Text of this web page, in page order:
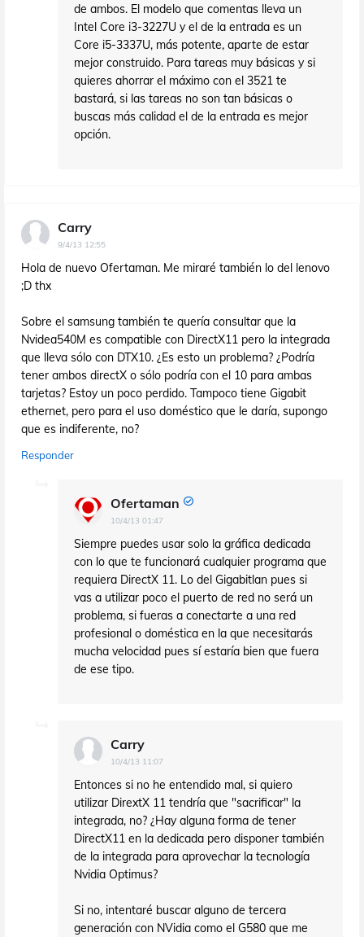
de ambos. El modelo que comentas lleva un
Intel Core i3-3227U y el de la entrada es un
Core i5-3337U, más potente, aparte de estar
mejor construido. Para tareas muy básicas y si
quieres ahorrar el máximo con el 3521 te
bastará, si las tareas no son tan básicas o
buscas más calidad el de la entrada es mejor
opción.
Carry
9/4/13 12:55
Hola de nuevo Ofertaman. Me miraré también lo del lenovo
;D thx
Sobre el samsung también te quería consultar que la
Nvidea540M es compatible con DirectX11 pero la integrada
que lleva sólo con DTX10. ¿Es esto un problema? ¿Podría
tener ambos directX o sólo podría con el 10 para ambas
tarjetas? Estoy un poco perdido. Tampoco tiene Gigabit
ethernet, pero para el uso doméstico que le daría, supongo
que es indiferente, no?
Responder
Ofertaman
10/4/13 01:47
Siempre puedes usar solo la gráfica dedicada
con lo que te funcionará cualquier programa que
requiera DirectX 11. Lo del Gigabitlan pues si
vas a utilizar poco el puerto de red no será un
problema, si fueras a conectarte a una red
profesional o doméstica en la que necesitarás
mucha velocidad pues sí estaría bien que fuera
de ese tipo.
Carry
10/4/13 11:07
Entonces si no he entendido mal, si quiero
utilizar DirextX 11 tendría que "sacrificar" la
integrada, no? ¿Hay alguna forma de tener
DirectX11 en la dedicada pero disponer también
de la integrada para aprovechar la tecnología
Nvidia Optimus?
Si no, intentaré buscar alguno de tercera
generación con NVidia como el G580 que me